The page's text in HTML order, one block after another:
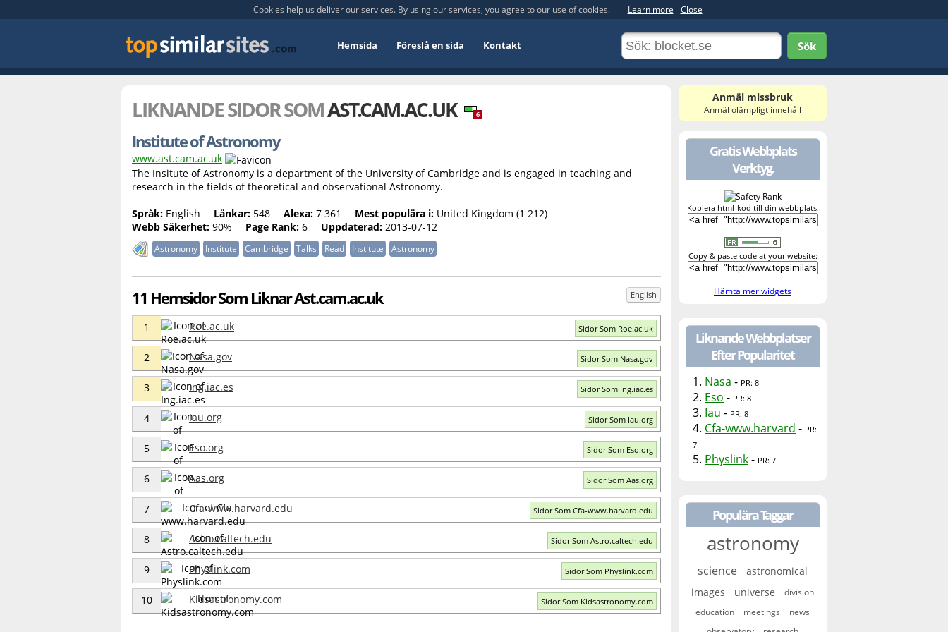
Cookies help us deliver our services. By using our services, you agree to our use of cookies. Learn more Close
Hemsida Föreslå en sida Kontakt Sök
LIKNANDE SIDOR SOMAST.CAM.AC.UK 6
Institute of Astronomy
www.ast.cam.ac.uk
The Insitute of Astronomy is a department of the University of Cambridge and is engaged in teaching and
research in the fields of theoretical and observational Astronomy.
Språk: English Länkar: 548 Alexa: 7 361 Mest populära i: United Kingdom (1 212)
Webb Säkerhet: 90% Page Rank: 6 Uppdaterad: 2013-07-12
Astronomy Institute Cambridge Talks Read Institute Astronomy
11 Hemsidor Som Liknar Ast.cam.ac.uk English
1 Roe.ac.uk Sidor Som Roe.ac.uk
2 Nasa.gov Sidor Som Nasa.gov
3 Ing.iac.es Sidor Som Ing.iac.es
4 Iau.org Sidor Som Iau.org
5 Eso.org Sidor Som Eso.org
6 Aas.org Sidor Som Aas.org
7 Cfa-www.harvard.edu Sidor Som Cfa-www.harvard.edu
8 Astro.caltech.edu Sidor Som Astro.caltech.edu
9 Physlink.com Sidor Som Physlink.com
10 Kidsastronomy.com Sidor Som Kidsastronomy.com
Anmäl missbruk
Anmäl olämpligt innehåll
Gratis Webbplats
Verktyg.
Kopiera html-kod till din webbplats:
Copy & paste code at your website:
Hämta mer widgets
Liknande Webbplatser
Efter Popularitet
1. Nasa - PR: 8
2. Eso - PR: 8
3. Iau - PR: 8
4. Cfa-www.harvard - PR:
7
5. Physlink- PR: 7
Populära Taggar
astronomy
science
astronomical
images
universe
division
education
meetings
news